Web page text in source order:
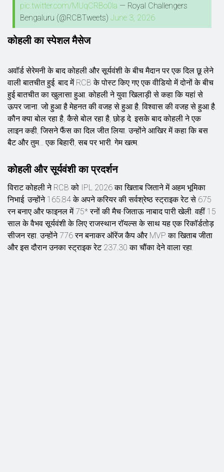
pic.twitter.com/MUqCRBo0la — Royal Challengers
Bengaluru (@RCBTweets) June 3, 2026
कोहली का स्पेशल मैसेज
अवॉर्ड सेरेमनी के बाद कोहली और सूर्यवंशी के बीच मैदान पर एक दिल छू लेने
वाली बातचीत हुई. बाद में RCB के पोस्ट किए गए एक वीडियो में दोनों के बीच
हुई बातचीत का खुलासा हुआ. कोहली ने युवा खिलाड़ी से कहा कि यहां से
ऊपर जाना. जो हुआ है मेहनत की वजह से हुआ है, विश्वास की वजह से हुआ है.
कौन क्या बोल रहा है, कैसे बोल रहा है, छोड़ दे. इसके बाद कोहली ने एक
लाइन कही, जिसने फैंस का दिल जीत लिया. उन्होंने आख‍िर में कहा कि बस
बैट और तुम... एक बिहारी, सब पर भारी. गेम खत्म.
कोहली और सूर्यवंशी का प्रदर्शन
विराट कोहली ने RCB को IPL 2026 का खिताब जिताने में अहम भूमिका
निभाई. उन्होंने 165.84 के अपने करियर की सर्वश्रेष्ठ स्ट्राइक रेट से 675
रन बनाए और फाइनल में 75* रनों की मैच-जिताऊ नाबाद पारी खेली. वहीं 15
साल के वैभव सूर्यवंशी के लिए राजस्थान रॉयल्स के साथ यह एक रिकॉर्डतोड़
सीजन रहा. उन्होंने 776 रन बनाकर ऑरेंज कैप और MVP का खिताब जीता
और इस दौरान उनका स्ट्राइक रेट 237.30 का चौंका देने वाला रहा.